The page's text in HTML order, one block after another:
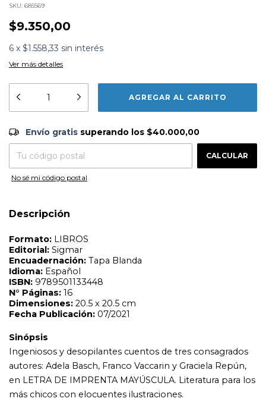
SKU: 685569
$9.350,00
6 x $1.558,33 sin interés
Ver más detalles
Envío gratis $40.000,00
Entregas para el CP: CAMBIAR CP
Envío gratis superando los $40.000,00
CALCULAR
No sé mi código postal
Descripción
Formato:LIBROS
Encuadernación:Tapa Blanda
Idioma:
Español
Páginas:16
Fecha Publicación:
07/2021
autores: Adela Basch, Franco Vaccarin y Graciela Repún,
más chicos con elocuentes ilustraciones.